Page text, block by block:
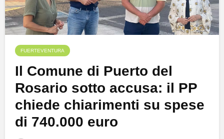
FUERTEVENTURA
Il Comune di Puerto del
Rosario sotto accusa: il PP
chiede chiarimenti su spese
di 740.000 euro